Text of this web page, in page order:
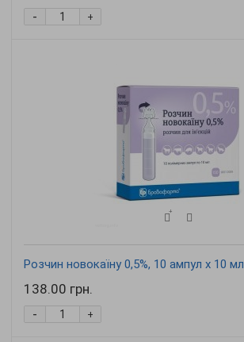
+
-
Розчин новокаїну 0,5%, 10 ампул х 10 мл
138.00 грн.
+
-